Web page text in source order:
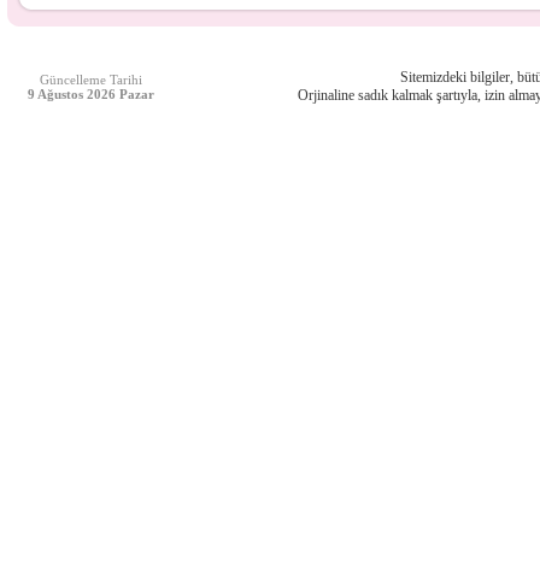
Güncelleme Tarihi
9 Ağustos 2026 Pazar
Sitemizdeki bilgiler,
Orjinaline sadık kalmak şartıyla, izin